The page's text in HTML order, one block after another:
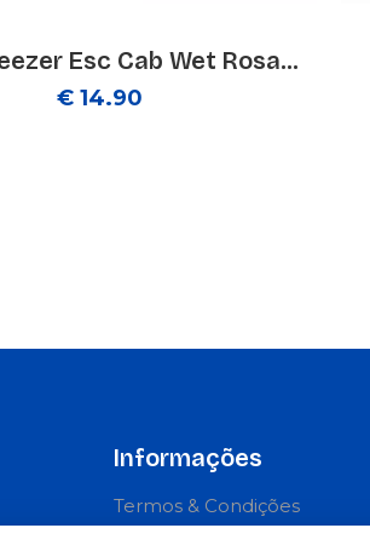
Esc Cab Wet Rosa...
€ 14.90
Informações
Termos & Condições